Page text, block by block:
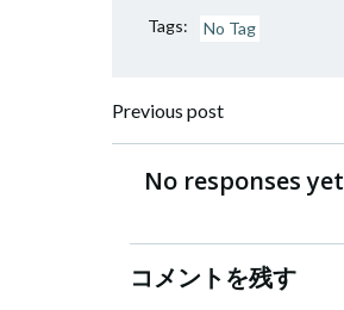
Tags: No Tag
Post
navigation
Previous post
No responses yet
コメントを残す